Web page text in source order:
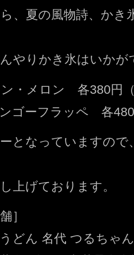
、夏の風物詩、かき
やりかき氷はいかが
ン・メロン 各380円
ンゴーフラッペ 各
となっていますので
上げております。
］
どん 名代 つるちゃ